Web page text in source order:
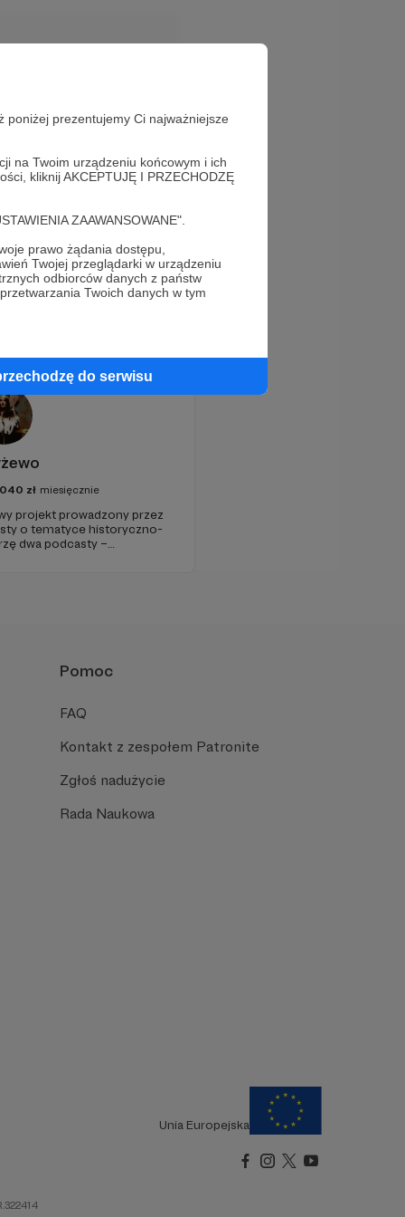
poniżej prezentujemy Ci najważniejsze
na Twoim urządzeniu końcowym i ich
kliknij AKCEPTUJĘ I PRZECHODZĘ
ZAAWANSOWANE".
prawo żądania dostępu,
Twojej przeglądarki w urządzeniu
odbiorców danych z państw
Twoich danych w tym
do serwisu
zł miesięcznie
projekt prowadzony przez
o tematyce historyczno-
dwa podcasty –
Pomoc
FAQ
Kontakt z zespołem Patronite
Zgłoś nadużycie
Rada Naukowa
Unia Europejska